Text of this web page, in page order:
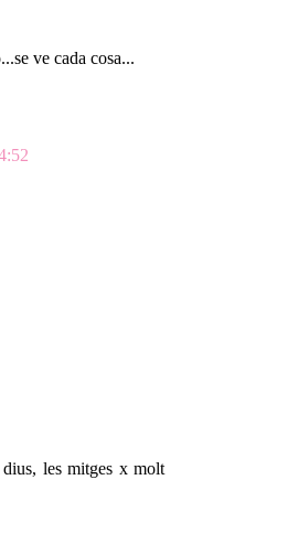
ve cada cosa...
les mitges x molt